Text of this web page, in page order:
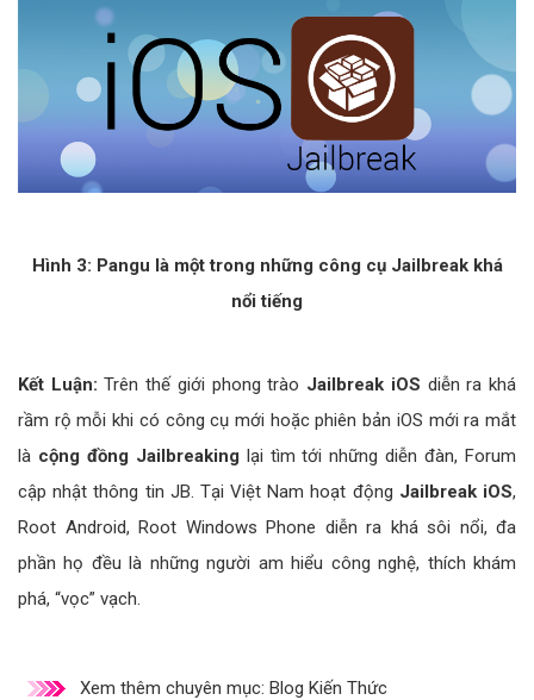
Hình 3: Pangu là một trong những công cụ Jailbreak khá
nổi tiếng
Kết Luận: Trên thế giới phong trào Jailbreak iOS diễn ra khá
rầm rộ mỗi khi có công cụ mới hoặc phiên bản iOS mới ra mắt
là cộng đồng Jailbreaking lại tìm tới những diễn đàn, Forum
cập nhật thông tin JB. Tại Việt Nam hoạt động Jailbreak iOS,
Root Android, Root Windows Phone diễn ra khá sôi nổi, đa
phần họ đều là những người am hiểu công nghệ, thích khám
phá, “vọc” vạch.
Xem thêm chuyên mục: Blog Kiến Thức